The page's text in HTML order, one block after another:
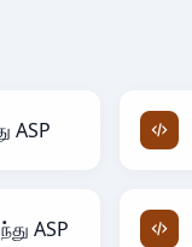
ASP
ASP